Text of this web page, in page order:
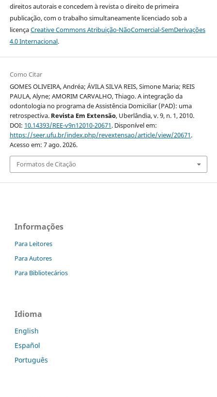
direitos autorais e concedem à revista o direito de primeira
publicação, com o trabalho simultaneamente licenciado sob a
licençaCreative Commons Atribuição-NãoComercial-SemDerivações
4.0 Internacional.
Como Citar
GOMES OLIVEIRA, Andréa; ÁVILA SILVA REIS, Simone Maria; REIS
PAULA, Alyne; AMORIM CARVALHO, Thiago. A integração da
odontologia no programa de Assistência Domiciliar (PAD): uma
retrospectiva. Revista Em Extensão, Uberlândia, v. 9, n. 1, 2010.
DOI: 10.14393/REE-v9n12010-20671. Disponível em:
https://seer.ufu.br/index.php/revextensao/article/view/20671.
Acesso em: 7 ago. 2026.
Formatos de Citação
Informações
Para Leitores
Para Autores
Para Bibliotecários
Idioma
English
Español
Português